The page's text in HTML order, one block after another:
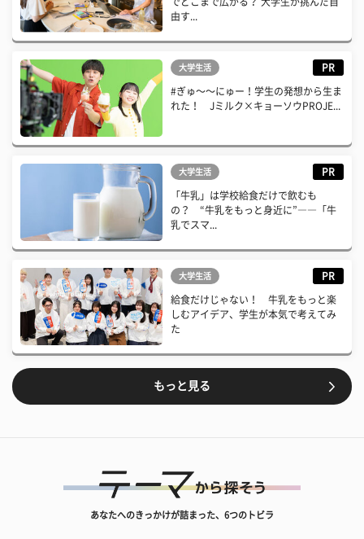
由す...
大学生活 PR
#ぎゅ〜〜にゅー！学生の発想から生ま
れた！ Jミルク×キョーソウPROJE...
大学生活 PR
「牛乳」は学校給食だけで飲むも
の？ “牛乳をもっと身近に”――「牛
乳でスマ...
大学生活 PR
給食だけじゃない！ 牛乳をもっと楽
しむアイデア、学生が本気で考えてみ
た
もっと見る
あなたへのきっかけが詰まった、6つのトビラ